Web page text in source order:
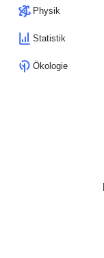
Physik
Statistik
Ökologie